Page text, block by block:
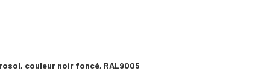
couleur noir foncé, RAL9005